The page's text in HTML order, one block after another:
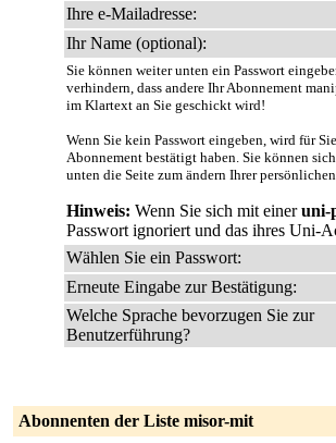
Ihre e-Mailadresse:
Ihr Name (optional):
Sie können weiter unten ein Passwort
verhindern, dass andere Ihr Abonnement
im Klartext an Sie geschickt wird!
Wenn Sie kein Passwort eingeben, wird für
Abonnement bestätigt haben. Sie können
unten die Seite zum ändern Ihrer
Hinweis: Wenn Sie sich mit eineruni-
Passwort ignoriert und das ihres Uni-
Wählen Sie ein Passwort:
Erneute Eingabe zur Bestätigung:
Welche Sprache bevorzugen Sie zur
Benutzerführung?
Abonnenten der Liste misor-mit